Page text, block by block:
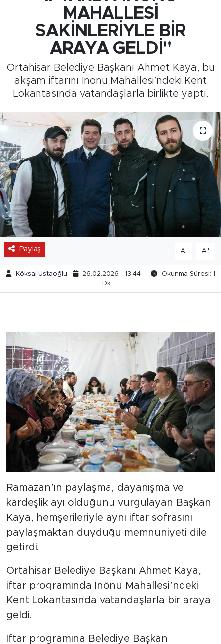
MAHALLESİ
SAKİNLERİYLE BİR
ARAYA GELDİ"
Ortahisar Belediye Başkanı Ahmet Kaya, bu
akşam iftarını İnönü Mahallesi’ndeki Kent
Lokantasında vatandaşlarla birlikte yaptı.
Paylaş A- A+
Köksal Ustaoğlu 26.02.2026 - 13:44
Okunma Süresi: 1
Dk
Ramazan’ın paylaşma, dayanışma ve
kardeşlik ayı olduğunu vurgulayan Başkan
Kaya, hemşerileriyle aynı iftar sofrasını
paylaşmaktan duyduğu memnuniyeti dile
getirdi.
Ortahisar Belediye Başkanı Ahmet Kaya,
iftar programında İnönü Mahallesi’ndeki
Kent Lokantasında vatandaşlarla bir araya
geldi.
İftar programına Belediye Başkan
Sağlık
Siyaset
Teknoloji
GURBETTEN SILAYA
Foto Galeri
Köşe Yazarları
Manşet
Ulusal Son Dakika Haberleri